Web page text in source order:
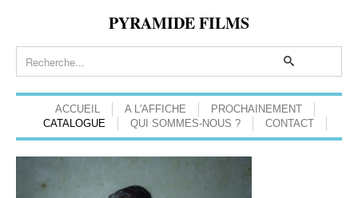
PYRAMIDE FILMS
ACCUEIL A L'AFFICHE
PROCHAINEMENT
CATALOGUE
QUI SOMMES-NOUS ? CONTACT